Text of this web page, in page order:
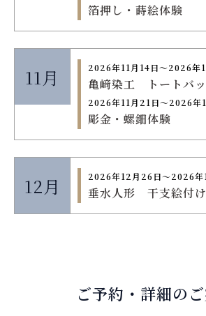
箔押し・蒔絵体験
11月 2026年11月14日〜2026年
亀﨑染工 トートバ
2026年11月21日〜2026年
彫金・螺鈿体験
12月 2026年12月26日〜2026年
垂水人形 干支絵付
ご予約・詳細の